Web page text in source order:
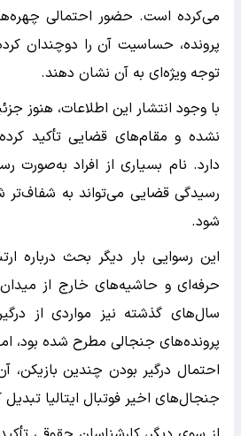
می‌کرده است. حضور احتمالی
پرونده، حساسیت آن را دوچندان
توجه ویژه‌ای به آن نشان دهند.
با وجود انتشار این اطلاعات، هنوز
نشده و مقام‌های قضایی تأکید
دارد. نام بسیاری از افراد به‌صورت
رسیدگی قضایی می‌تواند به شفاف‌تر
شود.
این رسوایی بار دیگر بحث درباره
حرفه‌ای و حاشیه‌های خارج از
سال‌های گذشته نیز مواردی از
پرونده‌های جنجالی مطرح شده بود،
احتمال درگیر بودن چندین بازیکن،
جنجال‌های اخیر فوتبال ایتالیا